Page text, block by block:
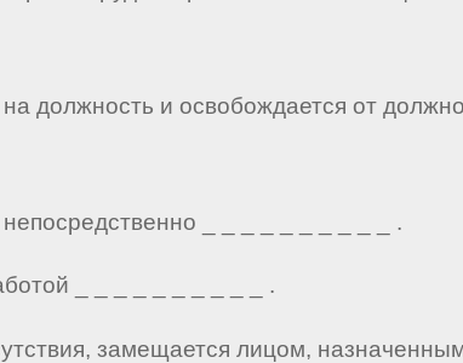
должность и освобождается от
_ _ _ _ _ _ _ _ _ _ .
_ _ _ _ _ _ _ _ _ _ .
замещается лицом,